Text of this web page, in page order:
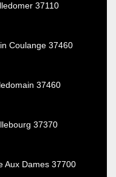
37110
Coulange 37460
37460
37370
Aux Dames 37700